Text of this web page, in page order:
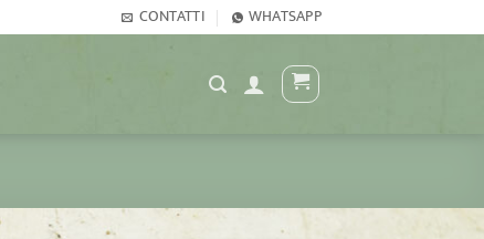
CONTATTI WHATSAPP